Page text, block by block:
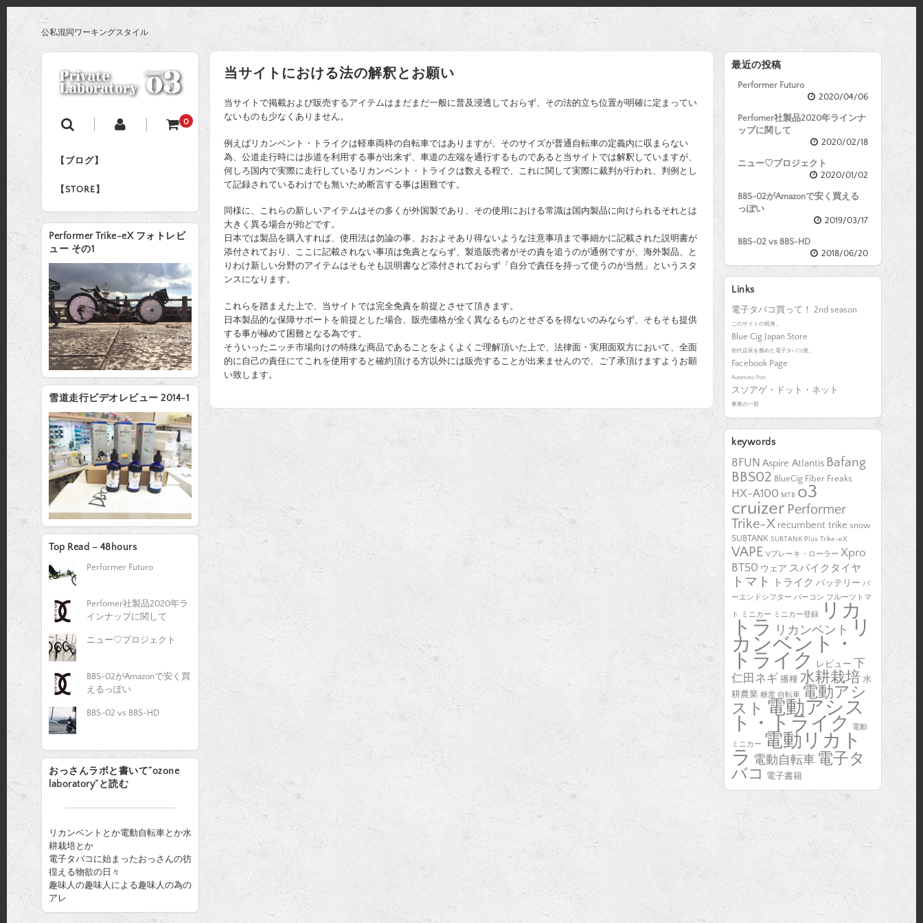
公私混同ワーキングスタイル
0
【ブログ】
【STORE】
当サイトにおける法の解釈とお願い
当サイトで掲載および販売するアイテムはまだまだ一般に普及浸透しておらず、その法的立ち位置が明確に定まってい
ないものも少なくありません。
例えばリカンベント・トライクは軽車両枠の自転車ではありますが、そのサイズが普通自転車の定義内に収まらない
為、公道走行時には歩道を利用する事が出来ず、車道の左端を通行するものであると当サイトでは解釈していますが、
何しろ国内で実際に走行しているリカンベント・トライクは数える程で、これに関して実際に裁判が行われ、判例とし
て記録されているわけでも無いため断言する事は困難です。
同様に、これらの新しいアイテムはその多くが外国製であり、その使用における常識は国内製品に向けられるそれとは
大きく異る場合が殆どです。
日本では製品を購入すれば、使用法は勿論の事、おおよそあり得ないような注意事項まで事細かに記載された説明書が
添付されており、ここに記載されない事項は免責とならず、製造販売者がその責を追うのが通例ですが、海外製品、と
りわけ新しい分野のアイテムはそもそも説明書など添付されておらず「自分で責任を持って使うのが当然」というスタ
ンスになります。
これらを踏まえた上で、当サイトでは完全免責を前提とさせて頂きます。
日本製品的な保障サポートを前提とした場合、販売価格が全く異なるものとせざるを得ないのみならず、そもそも提供
する事が極めて困難となる為です。
そういったニッチ市場向けの特殊な商品であることをよくよくご理解頂いた上で、法律面・実用面双方において、全面
的に自己の責任にてこれを使用すると確約頂ける方以外には販売することが出来ませんので、ご了承頂けますようお願
い致します。
最近の投稿
Performer Futuro
2020/04/06
Perfomer社製品2020年ラインナ
ップに関して
2020/02/18
ニュー♡プロジェクト
2020/01/02
BBS-02がAmazonで安く買える
っぽい
2019/03/17
BBS-02 vs BBS-HD
2018/06/20
Links
電子タバコ買って！ 2nd season
このサイトの前身。
Blue Cig Japan Store
初代店長を務めた電子タバコ屋。
Facebook Page
Automatic Post.
スソアゲ・ドット・ネット
事業の一部
keywords
8FUN Aspire Atlantis Bafang
BBS02 BlueCig Fiber Freaks
HX-A100 MTB o3
cruizer Performer
Trike-X recumbent trike snow
SUBTANK SUBTANK Plus Trike-eX
VAPE Vブレーキ・ローラー Xpro
BT50 ウェア スパイクタイヤ
トマト トライク バッテリー バ
ーエンドシフター バーコン フルーツトマ
ト ミニカー ミニカー登録 リカ
トラ リカンベント リ
カンベント・
トライク レビュー 下
仁田ネギ 播種 水耕栽培 水
耕農業 糖度 自転車 電動アシ
スト 電動アシス
ト・トライク 電動
ミニカー 電動リカト
ラ 電動自転車 電子タ
バコ
電子書籍
Performer Trike-eX フォトレビ
ュー その1
雪道走行ビデオレビュー 2014-1
Top Read – 48hours
Performer Futuro
Perfomer社製品2020年ラ
インナップに関して
ニュー♡プロジェクト
BBS-02がAmazonで安く買
えるっぽい
BBS-02 vs BBS-HD
おっさんラボと書いて”ozone
laboratory”と読む
リカンベントとか電動自転車とか水
耕栽培とか
電子タバコに始まったおっさんの彷
徨える物欲の日々
趣味人の趣味人による趣味人の為の
アレ